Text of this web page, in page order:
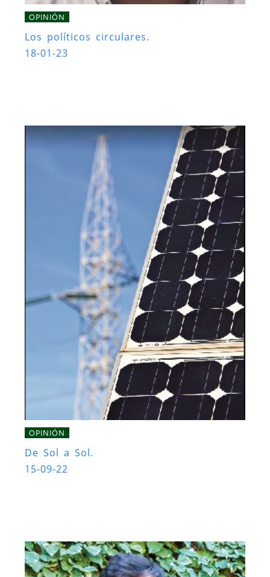
OPINIÓN
Los políticos circulares.
18-01-23
OPINIÓN
De Sol a Sol.
15-09-22